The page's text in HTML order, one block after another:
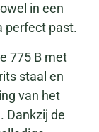
in een
perfect past.
775 B met
staal en
van het
Dankzij de